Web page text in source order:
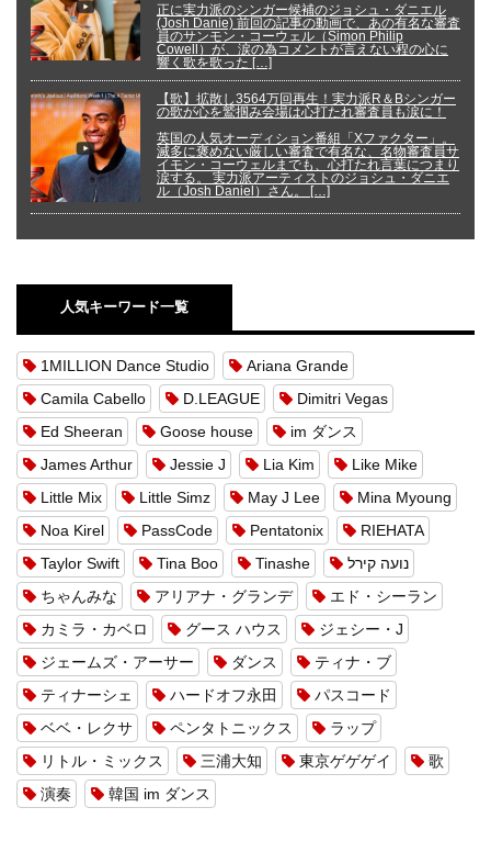
正に実力派のシンガー候補のジョシュ・ダニエル
(Josh Danie) 前回の記事の動画で、あの有名な審査
員のサンモン・コーウェル（Simon Philip
Cowell）が、涙の為コメントが言えない程の心に
響く歌を歌った […]
【歌】拡散し3564万回再生！実力派R＆Bシンガー
の歌が心を鷲掴み会場は心打たれ審査員も涙に！
英国の人気オーディション番組「Xファクター」。
滅多に褒めない厳しい審査で有名な、名物審査員サ
イモン・コーウェルまでも、心打たれ言葉につまり
涙する。 実力派アーティストのジョシュ・ダニエ
ル（Josh Daniel）さん。 […]
人気キーワード一覧
1MILLION Dance Studio
Ariana Grande
Camila Cabello
D.LEAGUE
Dimitri Vegas
Ed Sheeran
Goose house
im ダンス
James Arthur
Jessie J Lia Kim
Like Mike
Little Mix
Little Simz May J Lee
Mina Myoung
Noa Kirel
PassCode Pentatonix
RIEHATA
Taylor Swift
Tina Boo Tinashe
נועה קירל
ちゃんみな
アリアナ・グランデ
エド・シーラン
カミラ・カベロ
グース ハウス
ジェシー・J
ジェームズ・アーサー
ダンス
ティナ・ブ
ティナーシェ
ハードオフ永田
パスコード
ベベ・レクサ
ペンタトニックス
ラップ
リトル・ミックス
三浦大知 東京ゲゲゲイ
歌
演奏
韓国 im ダンス